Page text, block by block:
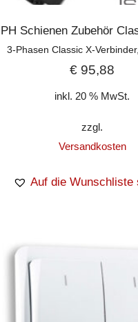
Schienen Zubehör
3-Phasen Classic X-
€ 95,88
inkl. 20 % MwSt.
zzgl.
Versandkosten
Auf die Wunschliste